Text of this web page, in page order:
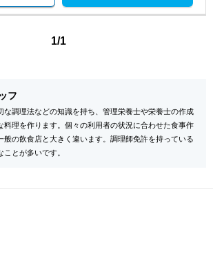
1/1
フ
な調理法などの知識を持ち、管理栄養士や栄養士の作成
料理を作ります。個々の利用者の状況に合わせた食事作
般の飲食店と大きく違います。調理師免許を持っている
とが多いです。